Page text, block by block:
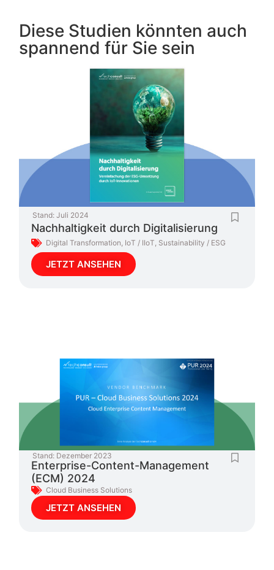
Diese Studien könnten auch
spannend für Sie sein
Stand: Juli 2024
Nachhaltigkeit durch Digitalisierung
Digital Transformation, IoT / IIoT, Sustainability / ESG
JETZT ANSEHEN
Stand: Dezember 2023
Enterprise-Content-Management
(ECM) 2024
Cloud Business Solutions
JETZT ANSEHEN